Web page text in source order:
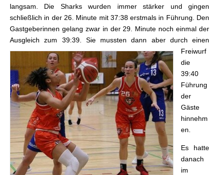
langsam. Die Sharks wurden immer stärker und gingen
schließlich in der 26. Minute mit 37:38 erstmals in Führung. Den
Gastgeberinnen gelang zwar in der 29. Minute noch einmal der
Ausgleich zum 39:39. Sie mussten dann aber durch einen
Freiwurf
die
39:40
Führung
der
Gäste
hinnehm
en.
Es hatte
danach
im